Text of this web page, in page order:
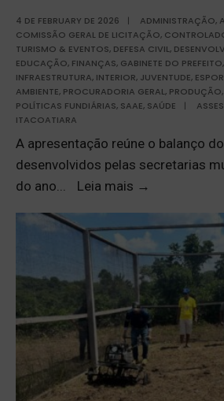
4 DE FEBRUARY DE 2026 | ADMINISTRAÇÃO,
COMISSÃO GERAL DE LICITAÇÃO,
TURISMO & EVENTOS, DEFESA CIVIL,
EDUCAÇÃO, FINANÇAS, GABINETE DO PREFEITO,
INFRAESTRUTURA, INTERIOR, JUVENTUDE,
AMBIENTE, PROCURADORIA GERAL,
POLÍTICAS FUNDIÁRIAS, SAAE, SAÚDE |
ITACOATIARA
A apresentação reúne o balanço
desenvolvidos pelas secretarias
do ano
Leia mais →